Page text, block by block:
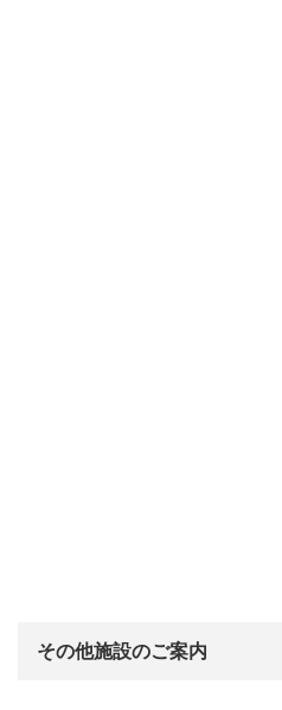
その他施設のご案内